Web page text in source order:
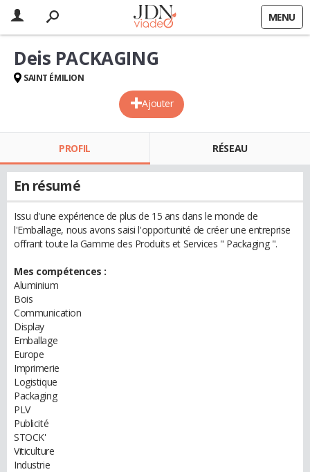
MENU
Ajouter
Deis PACKAGING
SAINT ÉMILION
PROFIL RÉSEAU
En résumé
Issu d'une expérience de plus de 15 ans dans le monde de
l'Emballage, nous avons saisi l'opportunité de créer une entreprise
offrant toute la Gamme des Produits et Services " Packaging ".
Mes compétences :
Aluminium
Bois
Communication
Display
Emballage
Europe
Imprimerie
Logistique
Packaging
PLV
Publicité
STOCK'
Viticulture
Industrie